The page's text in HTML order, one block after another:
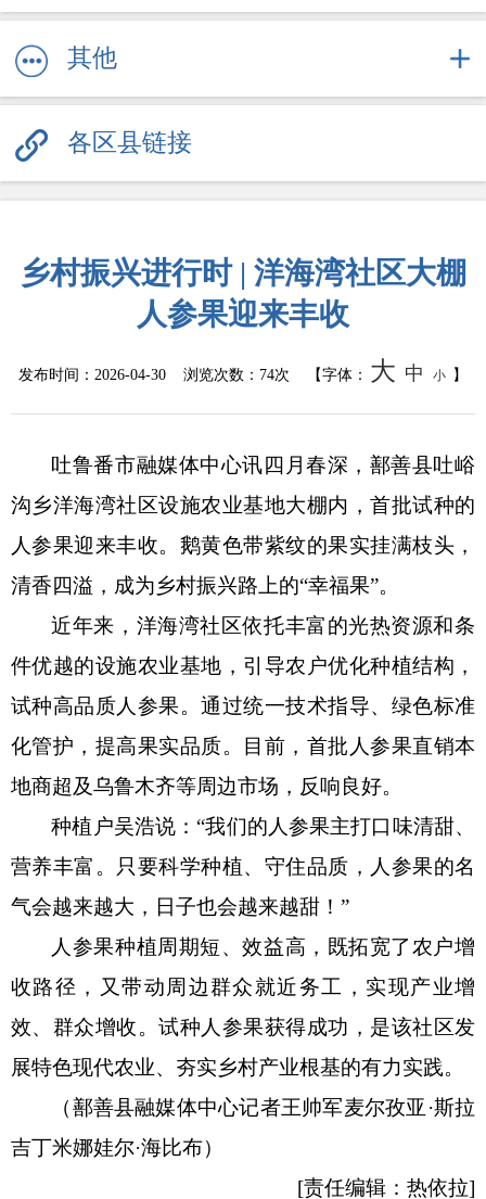
其他服务信息
公共企事业信息
公共监管
生产安全
价格和收费
自然资源
市场监管
应急管理
消防救援
重大建设项目批准和实施
公共资源交易和配置
社会公益事业建设
行政执法（事后公布）
其他
各区县链接
乡村振兴进行时 | 洋海湾社区大棚
人参果迎来丰收
发布时间： 2026-04-30 浏览次数： 74次 【字体： 大 中 小 】
吐鲁番市融媒体中心讯四月春深，鄯善县吐峪
沟乡洋海湾社区设施农业基地大棚内，首批试种的
人参果迎来丰收。鹅黄色带紫纹的果实挂满枝头，
清香四溢，成为乡村振兴路上的“幸福果”。
近年来，洋海湾社区依托丰富的光热资源和条
件优越的设施农业基地，引导农户优化种植结构，
试种高品质人参果。通过统一技术指导、绿色标准
化管护，提高果实品质。目前，首批人参果直销本
地商超及乌鲁木齐等周边市场，反响良好。
种植户吴浩说： “我们的人参果主打口味清甜、
营养丰富。只要科学种植、守住品质，人参果的名
气会越来越大，日子也会越来越甜！”
人参果种植周期短、效益高，既拓宽了农户增
收路径，又带动周边群众就近务工，实现产业增
效、群众增收。试种人参果获得成功，是该社区发
展特色现代农业、夯实乡村产业根基的有力实践。
（鄯善县融媒体中心记者王帅军麦尔孜亚 ·斯拉
吉丁米娜娃尔·海比布）
[责任编辑：热依拉]